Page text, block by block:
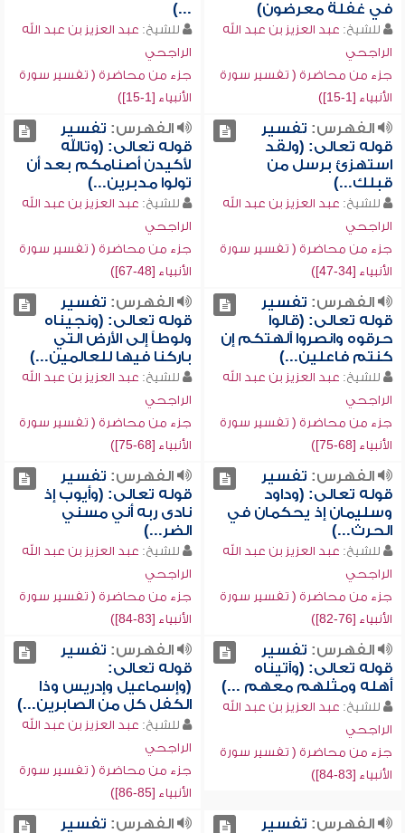
في غفلة معرضون)
للشيخ: عبد العزيز بن عبد الله
الراجحي
جزء من محاضرة ( تفسير سورة
الأنبياء [1-15])
...)
للشيخ: عبد العزيز بن عبد الله
الراجحي
جزء من محاضرة ( تفسير سورة
الأنبياء [1-15])
الفهرس: تفسير
قوله تعالى: (ولقد
استهزئ برسل من
قبلك...)
للشيخ: عبد العزيز بن عبد الله
الراجحي
جزء من محاضرة ( تفسير سورة
الأنبياء [34-47])
الفهرس: تفسير
قوله تعالى: (وتالله
لأكيدن أصنامكم بعد أن
تولوا مدبرين...)
للشيخ: عبد العزيز بن عبد الله
الراجحي
جزء من محاضرة ( تفسير سورة
الأنبياء [48-67])
الفهرس: تفسير
قوله تعالى: (قالوا
حرقوه وانصروا آلهتكم إن
كنتم فاعلين...)
للشيخ: عبد العزيز بن عبد الله
الراجحي
جزء من محاضرة ( تفسير سورة
الأنبياء [68-75])
الفهرس: تفسير
قوله تعالى: (ونجيناه
ولوطاً إلى الأرض التي
باركنا فيها للعالمين...)
للشيخ: عبد العزيز بن عبد الله
الراجحي
جزء من محاضرة ( تفسير سورة
الأنبياء [68-75])
الفهرس: تفسير
قوله تعالى: (وداود
وسليمان إذ يحكمان في
الحرث...)
للشيخ: عبد العزيز بن عبد الله
الراجحي
جزء من محاضرة ( تفسير سورة
الأنبياء [76-82])
الفهرس: تفسير
قوله تعالى: (وأيوب إذ
نادى ربه أني مسني
الضر...)
للشيخ: عبد العزيز بن عبد الله
الراجحي
جزء من محاضرة ( تفسير سورة
الأنبياء [83-84])
الفهرس: تفسير
قوله تعالى: (وآتيناه
أهله ومثلهم معهم ...)
للشيخ: عبد العزيز بن عبد الله
الراجحي
جزء من محاضرة ( تفسير سورة
الأنبياء [83-84])
الفهرس: تفسير
قوله تعالى:
(وإسماعيل وإدريس وذا
الكفل كل من الصابرين...)
للشيخ: عبد العزيز بن عبد الله
الراجحي
جزء من محاضرة ( تفسير سورة
الأنبياء [85-86])
الفهرس: تفسير
الفهرس: تفسير